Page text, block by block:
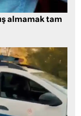
almamak tam